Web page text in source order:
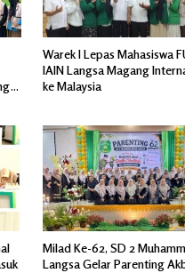
Warek I Lepas Mahasiswa
IAIN Langsa Magang
ke Malaysia
Milad Ke-62, SD 2
Langsa Gelar Parenting